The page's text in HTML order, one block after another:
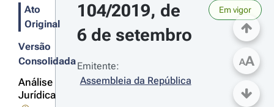
Ato
Original
Versão
Consolidada
Análise
Jurídica
104/2019, de
6 de setembro
Em vigor
Emitente:
Assembleia da República
AA